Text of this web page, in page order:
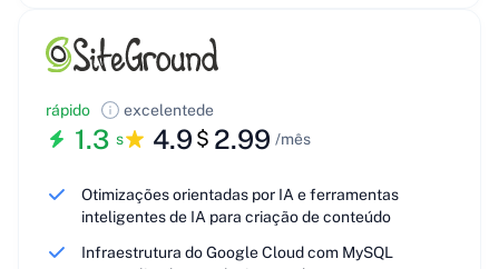
rápido
1.3 s
excelente
4.9
de
$ 2.99 /mês
Otimizações orientadas por IA e ferramentas
inteligentes de IA para criação de conteúdo
Infraestrutura do Google Cloud com MySQL